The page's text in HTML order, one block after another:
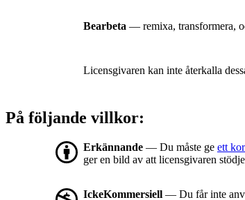
Bearbeta — remixa, transformera,
Licensgivaren kan inte återkalla
På följande villkor:
Erkännande — Du måste ge ett
ger en bild av att licensgivaren
IckeKommersiell — Du får inte